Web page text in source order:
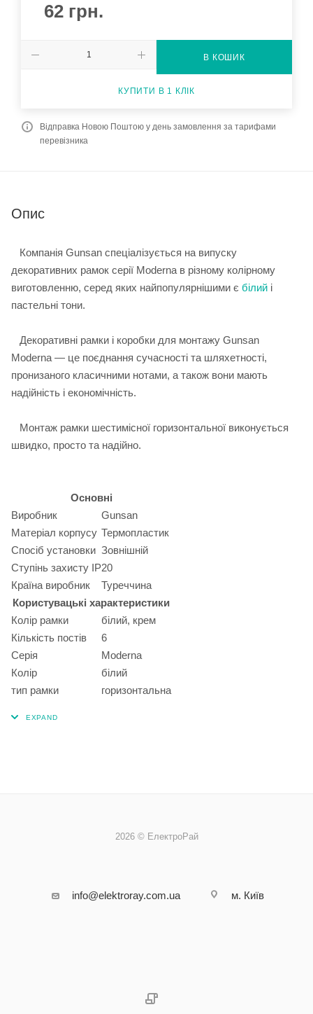
62 грн.
В КОШИК
КУПИТИ В 1 КЛІК
Відправка Новою Поштою у день замовлення за тарифами
перевізника
Опис
Компанія Gunsan спеціалізується на випуску
декоративних рамок серії Moderna в різному колірному
виготовленню, серед яких найпопулярнішими є білий і
пастельні тони.
Декоративні рамки і коробки для монтажу Gunsan
Moderna — це поєднання сучасності та шляхетності,
пронизаного класичними нотами, а також вони мають
надійність і економічність.
Монтаж рамки шестимісної горизонтальної виконується
швидко, просто та надійно.
Основні
Виробник
Gunsan
Матеріал корпусу Термопластик
Спосіб установки Зовнішній
Ступінь захисту IP20
Країна виробник
Туреччина
Користувацькі характеристики
Колір рамки
білий, крем
Кількість постів
6
Серія
Moderna
Колір
білий
тип рамки
горизонтальна
2026 © ЕлектроРай
info@elektroray.com.ua м. Київ